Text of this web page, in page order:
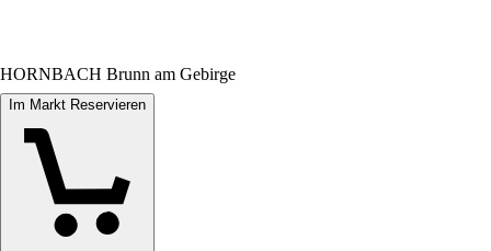
HORNBACH Brunn am Gebirge
Im Markt Reservieren